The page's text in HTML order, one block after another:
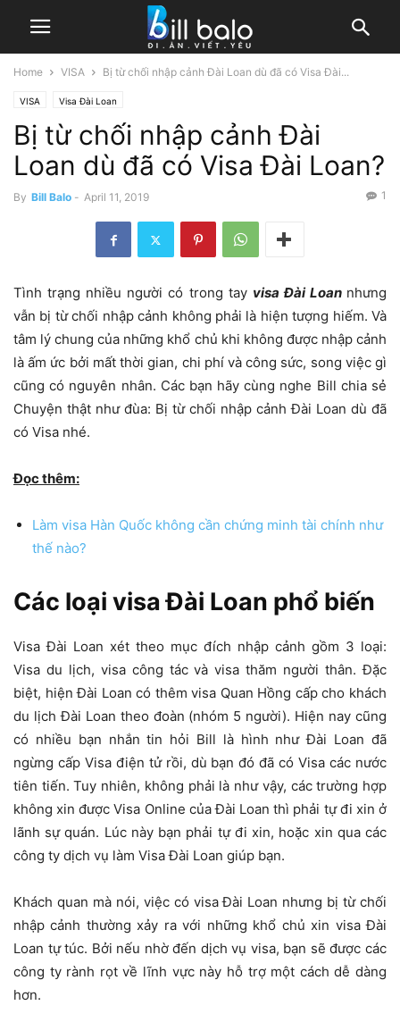
Home VISA Bị từ chối nhập cảnh Đài Loan dù đã có Visa Đài...
VISA Visa Đài Loan
Bị từ chối nhập cảnh Đài
Loan dù đã có Visa Đài Loan?
By Bill Balo - April 11, 2019 1
Tình trạng nhiều người có trong tay visa Đài Loan nhưng
vẫn bị từ chối nhập cảnh không phải là hiện tượng hiếm. Và
tâm lý chung của những khổ chủ khi không được nhập cảnh
là ấm ức bởi mất thời gian, chi phí và công sức, song việc gì
cũng có nguyên nhân. Các bạn hãy cùng nghe Bill chia sẻ
Chuyện thật như đùa: Bị từ chối nhập cảnh Đài Loan dù đã
có Visa nhé.
Đọc thêm:
Làm visa Hàn Quốc không cần chứng minh tài chính như
thế nào?
Các loại visa Đài Loan phổ biến
Visa Đài Loan xét theo mục đích nhập cảnh gồm 3 loại:
Visa du lịch, visa công tác và visa thăm người thân. Đặc
biệt, hiện Đài Loan có thêm visa Quan Hồng cấp cho khách
du lịch Đài Loan theo đoàn (nhóm 5 người). Hiện nay cũng
có nhiều bạn nhắn tin hỏi Bill là hình như Đài Loan đã
ngừng cấp Visa điện tử rồi, dù bạn đó đã có Visa các nước
tiên tiến. Tuy nhiên, không phải là như vậy, các trường hợp
không xin được Visa Online của Đài Loan thì phải tự đi xin ở
lãnh sự quán. Lúc này bạn phải tự đi xin, hoặc xin qua các
công ty dịch vụ làm Visa Đài Loan giúp bạn.
Khách quan mà nói, việc có visa Đài Loan nhưng bị từ chối
nhập cảnh thường xảy ra với những khổ chủ xin visa Đài
Loan tự túc. Bởi nếu nhờ đến dịch vụ visa, bạn sẽ được các
công ty rành rọt về lĩnh vực này hỗ trợ một cách dễ dàng
hơn.